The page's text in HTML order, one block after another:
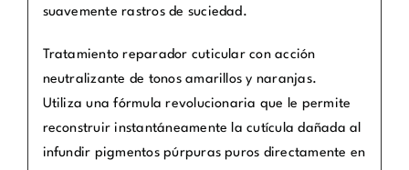
suavemente rastros de suciedad.
Tratamiento reparador cuticular con acción
neutralizante de tonos amarillos y naranjas.
Utiliza una fórmula revolucionaria que le permite
reconstruir instantáneamente la cutícula dañada al
infundir pigmentos púrpuras puros directamente en